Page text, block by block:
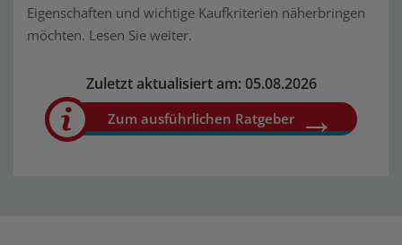
Eigenschaften und wichtige Kaufkriterien näherbringen
möchten. Lesen Sie weiter.
Zuletzt aktualisiert am: 05.08.2026
Zum ausführlichen Ratgeber